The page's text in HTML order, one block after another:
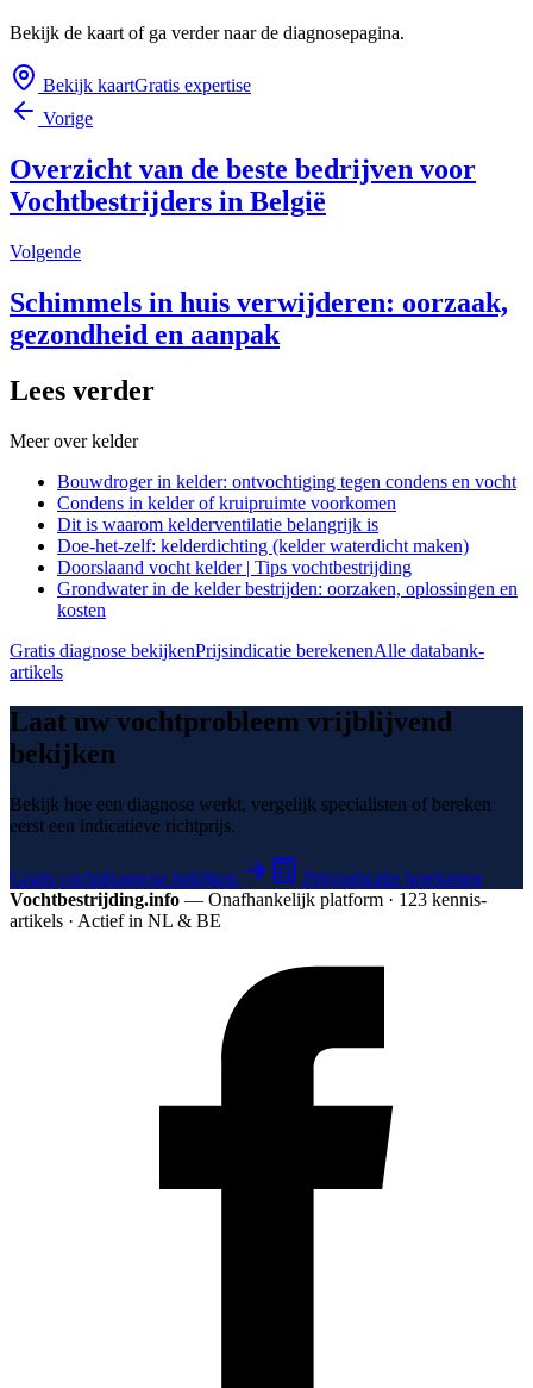
Bekijk de kaart of ga verder naar de diagnosepagina.
Bekijk kaartGratis expertise
Vorige
Overzicht van de beste bedrijven voor
Vochtbestrijders in België
Volgende
Schimmels in huis verwijderen: oorzaak,
gezondheid en aanpak
Lees verder
Meer overkelder
Bouwdroger in kelder: ontvochtiging tegen condens en vocht
Condens in kelder of kruipruimte voorkomen
Dit is waarom kelderventilatie belangrijk is
Doe-het-zelf: kelderdichting (kelder waterdicht maken)
Doorslaand vocht kelder | Tips vochtbestrijding
Grondwater in de kelder bestrijden: oorzaken, oplossingen en
kosten
Gratis diagnose bekijkenPrijsindicatie berekenenAlle databank-
artikels
Laat uw vochtprobleem vrijblijvend
bekijken
Bekijk hoe een diagnose werkt, vergelijk specialisten of bereken
eerst een indicatieve richtprijs.
Gratis vochtdiagnose bekijken
Prijsindicatie berekenen
Vochtbestrijding.info — Onafhankelijk platform · 123 kennis­
artikels · Actief in NL & BE